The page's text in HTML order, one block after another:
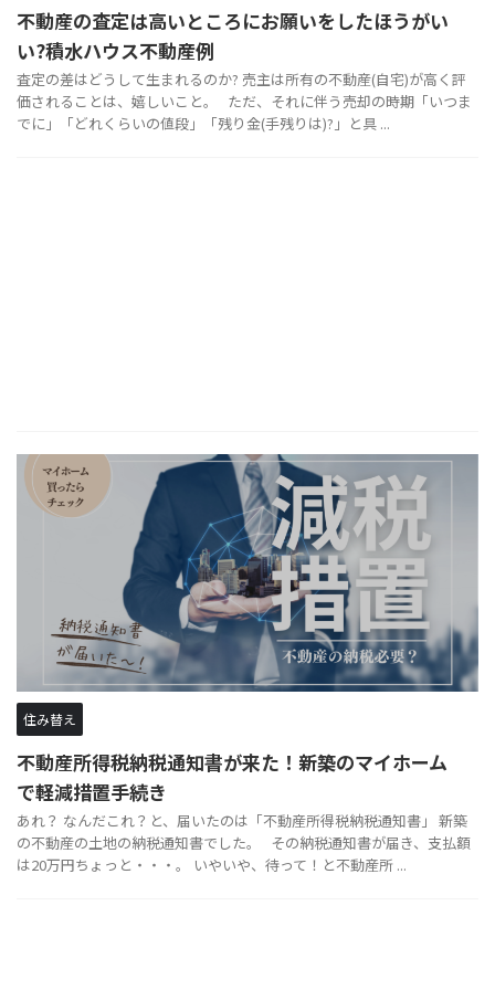
不動産の査定は高いところにお願いをしたほうがい
い?積水ハウス不動産例
査定の差はどうして生まれるのか? 売主は所有の不動産(自宅)が高く評
価されることは、嬉しいこと。 ただ、それに伴う売却の時期「いつま
でに」「どれくらいの値段」「残り金(手残りは)?」と具 ...
住み替え
不動産所得税納税通知書が来た！新築のマイホーム
で軽減措置手続き
あれ？ なんだこれ？と、届いたのは「不動産所得税納税通知書」 新築
の不動産の土地の納税通知書でした。 その納税通知書が届き、支払額
は20万円ちょっと・・・。 いやいや、待って！と不動産所 ...